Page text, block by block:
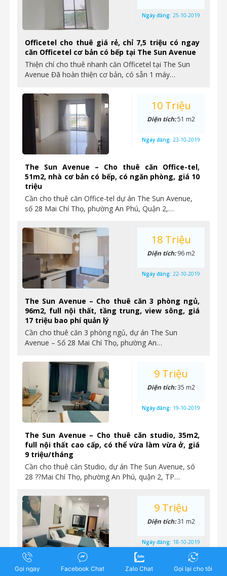
Officetel cho thuê giá rẻ, chỉ 7,5 triệu có ngay
căn Officetel cơ bản có bếp tại The Sun Avenue
Thiện chí cho thuê nhanh căn Officetel tại The Sun
Avenue Đã hoàn thiện cơ bản, có sẵn 1 máy…
Ngày đăng: 25-10-2019
The Sun Avenue – Cho thuê căn Office-tel,
51m2, nhà cơ bản có bếp, có ngăn phòng, giá 10
triệu
Cần cho thuê căn Office-tel dự án The Sun Avenue,
số 28 Mai Chí Thọ, phường An Phú, Quận 2,…
10 Triệu
Diện tích:51 m2
Ngày đăng: 23-10-2019
The Sun Avenue – Cho thuê căn 3 phòng ngủ,
96m2, full nội thất, tầng trung, view sông, giá
17 triệu bao phí quản lý
Cần cho thuê căn 3 phòng ngủ, dự án The Sun
Avenue – Số 28 Mai Chí Thọ, phường An…
18 Triệu
Diện tích:96 m2
Ngày đăng: 22-10-2019
The Sun Avenue – Cho thuê căn studio, 35m2,
full nội thất cao cấp, có thể vừa làm vừa ở, giá
9 triệu/tháng
Cần cho thuê căn Studio, dự án The Sun Avenue, só
28 ??Mai Chí Thọ, phường An Phú, quận 2, TP…
9 Triệu
Diện tích:35 m2
Ngày đăng: 19-10-2019
Cho thuê căn hộ Studio 1PN, nhà đẹp lung linh
9 Triệu
Diện tích:31 m2
Ngày đăng: 18-10-2019
Gọi ngay Facebook Chat Zalo Chat Gọi lại cho tôi